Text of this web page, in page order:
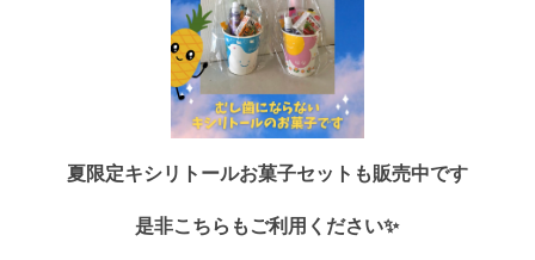
夏限定キシリトールお菓子セットも販売中です
是非こちらもご利用ください✨